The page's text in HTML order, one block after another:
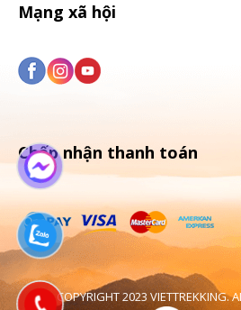
Mạng xã hội
Chấp nhận thanh toán
COPYRIGHT 2023 VIETTREKKING.